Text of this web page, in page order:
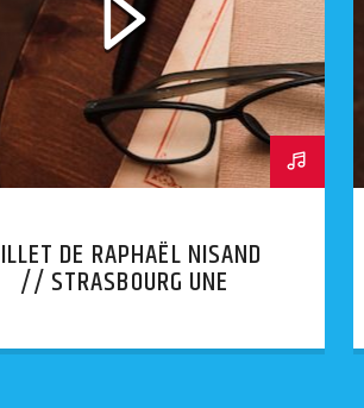
DE RAPHAËL NISAND
// STRASBOURG UNE
SUR LA BOÎTE AUX
D’UNE SYNAGOGUE.